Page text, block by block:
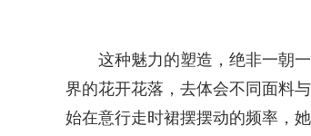
这种魅力的塑造，绝非一朝
界的花开花落，去体会不同面料
始在意行走时裙摆摆动的频率，